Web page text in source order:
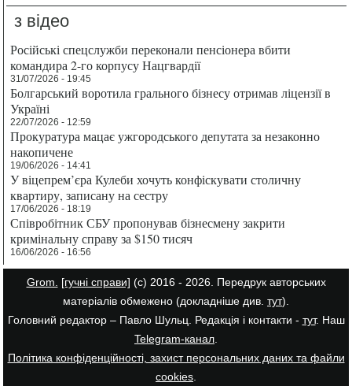
з відео
Російські спецслужби переконали пенсіонера вбити
командира 2-го корпусу Нацгвардії
31/07/2026 - 19:45
Болгарський воротила грального бізнесу отримав ліцензії в
Україні
22/07/2026 - 12:59
Прокуратура мацає ужгородського депутата за незаконно
накопичене
19/06/2026 - 14:41
У віцепрем’єра Кулеби хочуть конфіскувати столичну
квартиру, записану на сестру
17/06/2026 - 18:19
Співробітник СБУ пропонував бізнесмену закрити
кримінальну справу за $150 тисяч
16/06/2026 - 16:56
Grom. [гучні справи] (с) 2016 - 2026. Передрук авторських
матеріалів обмежено (докладніше див. тут).
Головний редактор – Павло Шульц. Редакція і контакти - тут. Наш
Telegram-канал
Політика конфіденційності, захист персональних даних та файли
cookies